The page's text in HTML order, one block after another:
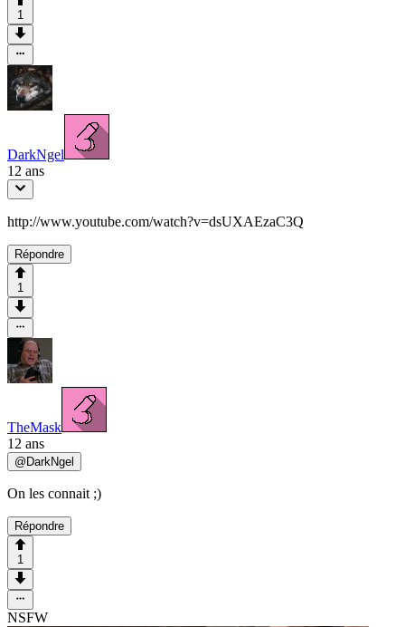
1
DarkNgel
12 ans
http://www.youtube.com/watch?v=dsUXAEzaC3Q
Répondre
1
TheMask
12 ans
@ DarkNgel
On les connait ;)
Répondre
1
NSFW